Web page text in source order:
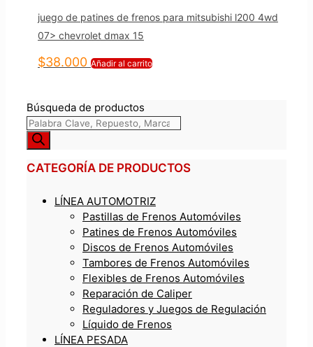
juego de patines de frenos para mitsubishi l200 4wd
07> chevrolet dmax 15
$38.000 Añadir al carrito
Búsqueda de productos
CATEGORÍA DE PRODUCTOS
LÍNEA AUTOMOTRIZ
Pastillas de Frenos Automóviles
Patines de Frenos Automóviles
Discos de Frenos Automóviles
Tambores de Frenos Automóviles
Flexibles de Frenos Automóviles
Reparación de Caliper
Reguladores y Juegos de Regulación
Líquido de Frenos
LÍNEA PESADA